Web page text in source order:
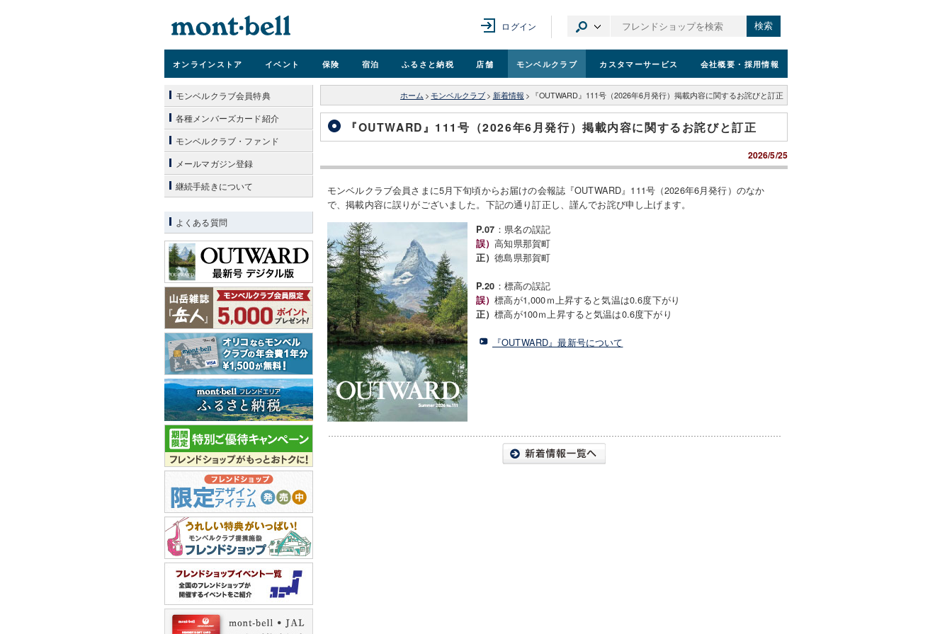
ログイン 検索
オンラインストア イベント 保険 宿泊 ふるさと納税 店舗 モンベルクラブ カスタマーサービス 会社概要 ・採用情報
ホーム > モンベルクラブ > 新着情報 > 『OUTWARD』111号（2026年6月発行）掲載内容に関するお詫びと訂正
『OUTWARD』111号（2026年6月発行）掲載内容に関するお詫びと訂正
2026/5/25
モンベルクラブ会員さまに5月下旬頃からお届けの会報誌『OUTWARD』111号（2026年6月発行）のなか
で、掲載内容に誤りがございました。下記の通り訂正し、謹んでお詫び申し上げます。
P.07 ：県名の誤記
誤）高知県那賀町
正）徳島県那賀町
P.20 ：標高の誤記
誤）標高が1,000ｍ上昇すると気温は0.6度下がり
正）標高が100ｍ上昇すると気温は0.6度下がり
『OUTWARD』最新号について
モンベルクラブ会員特典
各種メンバーズカード紹介
モンベルクラブ・ファンド
メールマガジン登録
継続手続きについて
よくある質問